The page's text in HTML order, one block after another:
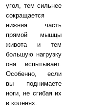
угол, тем сильнее
сокращается
нижняя часть
прямой мышцы
живота и тем
большую нагрузку
она испытывает.
Особенно, если
вы поднимаете
ноги, не сгибая их
в коленях.